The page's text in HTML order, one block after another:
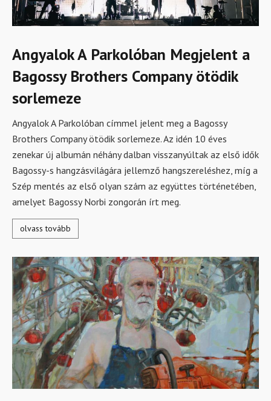
Angyalok A Parkolóban Megjelent a
Bagossy Brothers Company ötödik
sorlemeze
Angyalok A Parkolóban címmel jelent meg a Bagossy
Brothers Company ötödik sorlemeze. Az idén 10 éves
zenekar új albumán néhány dalban visszanyúltak az első idők
Bagossy-s hangzásvilágára jellemző hangszereléshez, míg a
Szép mentés az első olyan szám az együttes történetében,
amelyet Bagossy Norbi zongorán írt meg.
olvass tovább